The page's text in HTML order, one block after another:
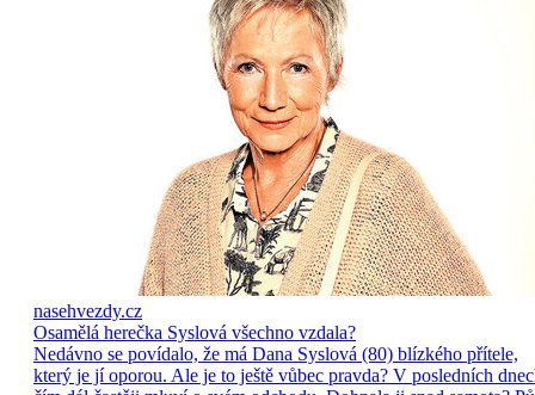
nasehvezdy.cz
Osamělá herečka Syslová všechno vzdala?
Nedávno se povídalo, že má Dana Syslová (80) blízkého přítele,
který je jí oporou. Ale je to ještě vůbec pravda? V posledních